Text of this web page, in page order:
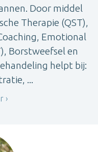
Door middel
Therapie (QST),
Emotional
Borstweefsel en
helpt bij:
...